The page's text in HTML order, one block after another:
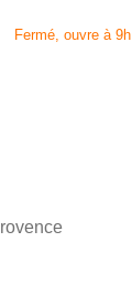
Fermé, ouvre à 9h